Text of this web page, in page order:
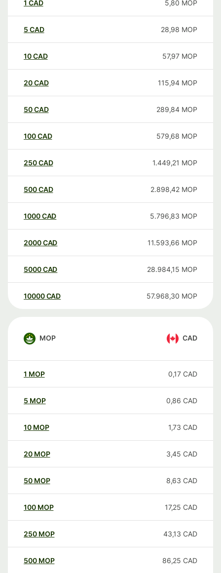
1 CAD 5,80 MOP
5 CAD 28,98 MOP
10CAD 57,97 MOP
20CAD 115,94 MOP
50CAD 289,84 MOP
100CAD 579,68 MOP
250CAD 1.449,21 MOP
500CAD 2.898,42 MOP
1000CAD 5.796,83 MOP
2000CAD 11.593,66 MOP
5000CAD 28.984,15 MOP
10000 CAD 57.968,30 MOP
MOP CAD
1 MOP 0,17 CAD
5 MOP 0,86 CAD
10 MOP 1,73 CAD
20 MOP 3,45 CAD
50 MOP 8,63 CAD
100 MOP 17,25 CAD
250 MOP 43,13 CAD
500 MOP 86,25 CAD